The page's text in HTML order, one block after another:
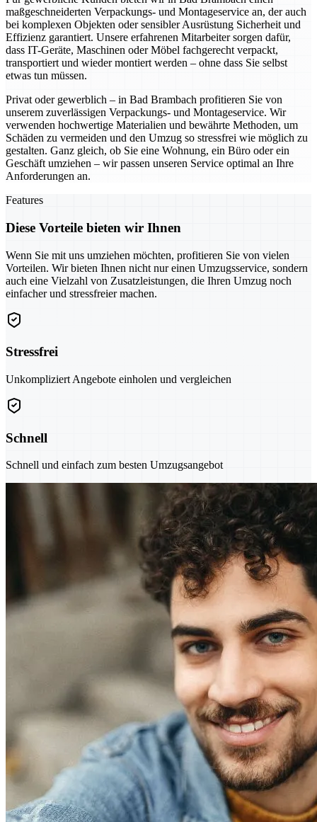
maßgeschneiderten Verpackungs- und Montageservice an, der auch
bei komplexen Objekten oder sensibler Ausrüstung Sicherheit und
Effizienz garantiert. Unsere erfahrenen Mitarbeiter sorgen dafür,
dass IT-Geräte, Maschinen oder Möbel fachgerecht verpackt,
transportiert und wieder montiert werden – ohne dass Sie selbst
etwas tun müssen.
Privat oder gewerblich – in Bad Brambach profitieren Sie von
unserem zuverlässigen Verpackungs- und Montageservice. Wir
verwenden hochwertige Materialien und bewährte Methoden, um
Schäden zu vermeiden und den Umzug so stressfrei wie möglich zu
gestalten. Ganz gleich, ob Sie eine Wohnung, ein Büro oder ein
Geschäft umziehen – wir passen unseren Service optimal an Ihre
Anforderungen an.
Features
Diese Vorteile bieten wir Ihnen
Wenn Sie mit uns umziehen möchten, profitieren Sie von vielen
Vorteilen. Wir bieten Ihnen nicht nur einen Umzugsservice, sondern
auch eine Vielzahl von Zusatzleistungen, die Ihren Umzug noch
einfacher und stressfreier machen.
Stressfrei
Unkompliziert Angebote einholen und vergleichen
Schnell
Schnell und einfach zum besten Umzugsangebot